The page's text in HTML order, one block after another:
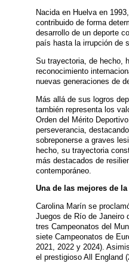
Nacida en Huelva en
contribuido de forma
desarrollo de un deporte
país hasta la irrupción de
Su trayectoria, de hecho,
reconocimiento
nuevas generaciones de
Más allá de sus logros
también representa los
Orden del Mérito
perseverancia,
sobreponerse a graves
hecho, su trayectoria
más destacados de
contemporáneo.
Una de las mejores de
Carolina Marín se
Juegos de Río de Janeiro
tres Campeonatos del
siete Campeonatos de
2021, 2022 y 2024).
el prestigioso All England